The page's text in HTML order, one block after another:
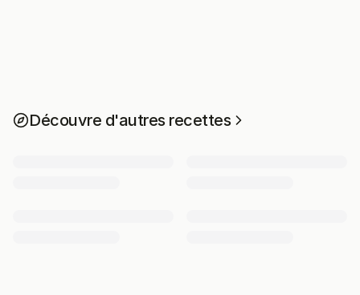
Découvre d'autres recettes